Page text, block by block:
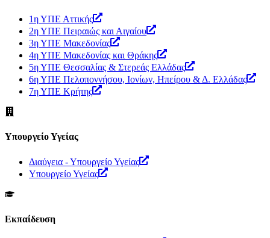
1η ΥΠΕ Αττικής
2η ΥΠΕ Πειραιώς και Αιγαίου
3η ΥΠΕ Μακεδονίας
4η ΥΠΕ Μακεδονίας και Θράκης
5η ΥΠΕ Θεσσαλίας & Στερεάς Ελλάδας
6η ΥΠΕ Πελοποννήσου, Ιονίων, Ηπείρου & Δ. Ελλάδας
7η ΥΠΕ Κρήτης
Υπουργείο Υγείας
Διαύγεια - Υπουργείο Υγείας
Υπουργείο Υγείας
Εκπαίδευση